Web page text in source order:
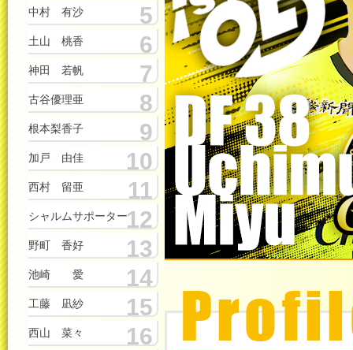
中村 有沙 5
土山 桃香 6
神田 若帆 7
古谷優理亜 8
根本梨香子 9
加戸 由佳 10
西村 留亜 11
シャルムサポーター12
野町 香好 13
池崎 愛 14
工藤 凪紗 15
西山 菜々 16